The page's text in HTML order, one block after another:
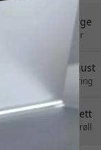
Gratis frakt i Norge
Ingen skjulte avgifter
Levering 7-11 august
Rask og sporbar levering
30 dagers returrett
Enkel retur - ingen krøll